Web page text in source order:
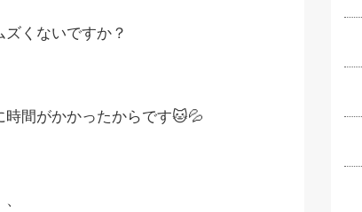
くないですか？
間がかかったからです🐱💦